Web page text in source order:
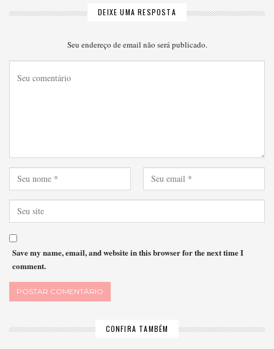
DEIXE UMA RESPOSTA
Seu endereço de email não será publicado.
Save my name, email, and website in this browser for the next time I
comment.
CONFIRA TAMBÉM